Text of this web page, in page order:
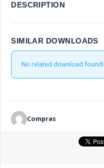
DESCRIPTION
SIMILAR DOWNLOADS
No related download found!
Compras